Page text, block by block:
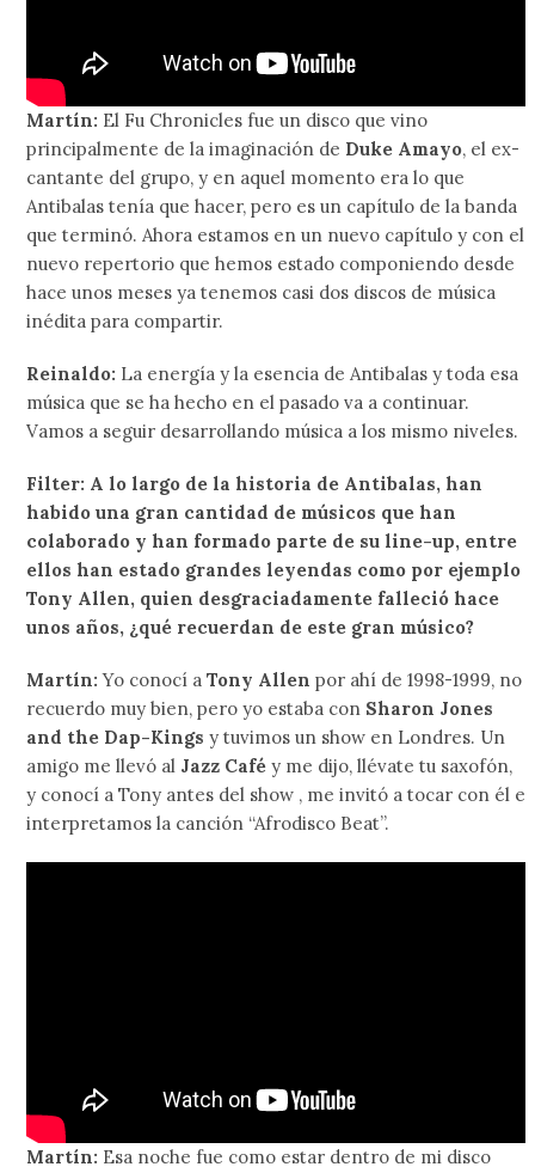
Martín: El Fu Chronicles fue un disco que vino
principalmente de la imaginación de Duke Amayo, el ex-
cantante del grupo, y en aquel momento era lo que
Antibalas tenía que hacer, pero es un capítulo de la banda
que terminó. Ahora estamos en un nuevo capítulo y con el
nuevo repertorio que hemos estado componiendo desde
hace unos meses ya tenemos casi dos discos de música
inédita para compartir.
Reinaldo: La energía y la esencia de Antibalas y toda esa
música que se ha hecho en el pasado va a continuar.
Vamos a seguir desarrollando música a los mismo niveles.
Filter: A lo largo de la historia de Antibalas, han
habido una gran cantidad de músicos que han
colaborado y han formado parte de su line-up, entre
ellos han estado grandes leyendas como por ejemplo
Tony Allen, quien desgraciadamente falleció hace
unos años, ¿qué recuerdan de este gran músico?
Martín:Yo conocí aTony Allenpor ahí de 1998-1999, no
recuerdo muy bien, pero yo estaba con Sharon Jones
and the Dap-Kings y tuvimos un show en Londres. Un
amigo me llevó al Jazz Café y me dijo, llévate tu saxofón,
y conocí a Tony antes del show , me invitó a tocar con él e
interpretamos la canción “Afrodisco Beat”.
Martín: Esa noche fue como estar dentro de mi disco